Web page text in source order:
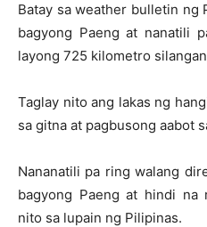
Batay sa weather bulletin ng
bagyong Paeng at nanatili
layong 725 kilometro
Taglay nito ang lakas ng
sa gitna at pagbusong aabot
Nananatili pa ring walang
bagyong Paeng at hindi na
nito sa lupain ng Pilipinas.